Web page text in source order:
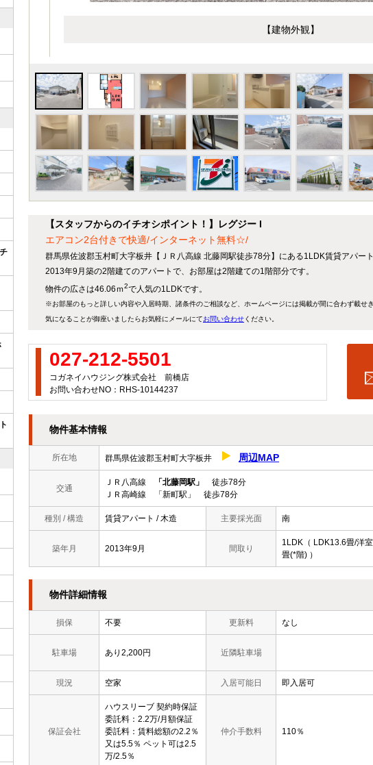
【建物外観】
【スタッフからのイチオシポイント！】レグジー I
エアコン2台付きで快適/インターネット無料☆/
群馬県佐波郡玉村町大字板井【ＪＲ八高線 北藤岡駅徒歩78分】にある1LDK賃貸アパート
2013年9月築の2階建てのアパートで、お部屋は2階建ての1階部分です。
物件の広さは46.06ｍ2で人気の1LDKです。
※お部屋のもっと詳しい内容や入居時期、諸条件のご相談など、ホームページには掲載が間に合わず載せ
気になることが御座いましたらお気軽にメールにてお問い合わせください。
027-212-5501
コガネイハウジング株式会社 前橋店
お問い合わせNO：RHS-10144237
物件基本情報
所在地 群馬県佐波郡玉村町大字板井 周辺MAP
交通
ＪＲ八高線 「北藤岡駅」
徒歩78分
ＪＲ高崎線 「新町駅」 徒歩78分
種別 / 構造 賃貸アパート / 木造 主要採光面 南
築年月 2013年9月 間取り
1LDK（ LDK13.6畳/洋
畳(*階) ）
物件詳細情報
損保 不要 更新料 なし
駐車場 あり2,200円 近隣駐車場
現況 空家 入居可能日 即入居可
保証会社
ハウスリーブ 契約時保証
委託料：2.2万/月額保証
委託料：賃料総額の2.2％
又は5.5％ ペット可は2.5
万/2.5％
仲介手数料 110％